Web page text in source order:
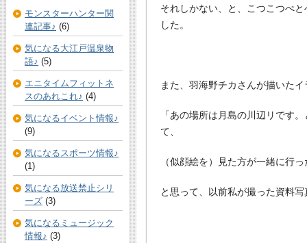
それしかない、と、こつこつぺ
した。
また、羽海野チカさんが描いた
「あの場所は月島の川辺リです
て、
（似顔絵を）見た方が一緒に行
と思って、以前私が撮った資料
モンスターハンター関
連記事♪ (6)
気になる大江戸温泉物
語♪ (5)
エニタイムフィットネ
スのあれこれ♪ (4)
気になるイベント情報♪
(9)
気になるスポーツ情報♪
(1)
気になる放送禁止シリ
ーズ (3)
気になるミュージック
情報♪ (3)